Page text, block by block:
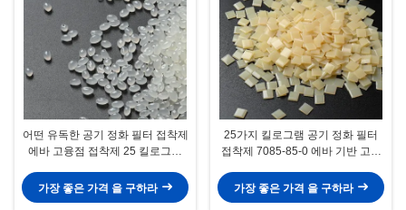
어떤 유독한 공기 정화 필터 접착제
에바 고융점 접착제 25 킬로그램
가장 좋은 가격 을 구하라
25가지 킬로그램 공기 정화 필터
접착제 7085-85-0 에바 기반 고융
가장 좋은 가격 을 구하라